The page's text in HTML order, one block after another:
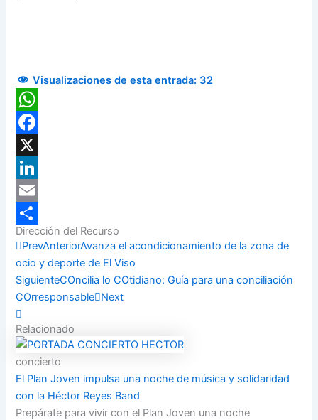
Visualizaciones de esta entrada: 32
WhatsApp
Facebook
X
LinkedIn
Email
Compartir
Dirección del Recurso
PrevAnteriorAvanza el acondicionamiento de la zona de
ocio y deporte de El Viso
SiguienteCOncilia lo COtidiano: Guía para una conciliación
COrresponsable Next
Relacionado
concierto
El Plan Joven impulsa una noche de música y solidaridad
con la Héctor Reyes Band
Prepárate para vivir con el Plan Joven una noche